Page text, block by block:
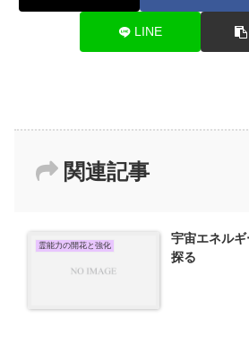
LINE
関連記事
霊能力の開花と強化
宇宙エネル
探る